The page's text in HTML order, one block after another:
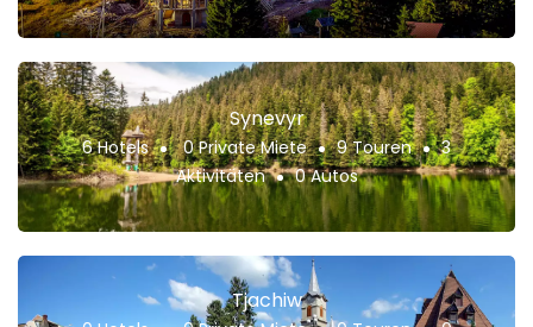
Synevyr
6 Hotels 0 Private Miete 9 Touren
3
Aktivitäten
0 Autos
Tjachiw